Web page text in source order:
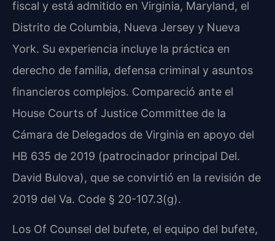
fiscal y está admitido en Virginia, Maryland, el
Distrito de Columbia, Nueva Jersey y Nueva
York. Su experiencia incluye la práctica en
derecho de familia, defensa criminal y asuntos
financieros complejos. Compareció ante el
House Courts of Justice Committee de la
Cámara de Delegados de Virginia en apoyo del
HB 635 de 2019 (patrocinador principal Del.
David Bulova), que se convirtió en la revisión de
2019 del Va. Code § 20-107.3(g).
Los Of Counsel del bufete, el equipo del bufete,